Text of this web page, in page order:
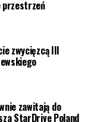
przestrzeń
zwycięzcą III
zawitają do
StarDrive Poland